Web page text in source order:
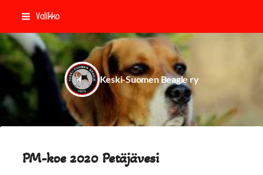
Siirry
sisältöön
Valikko
Keski-Suomen Beagle ry
PM-koe 2020 Petäjävesi